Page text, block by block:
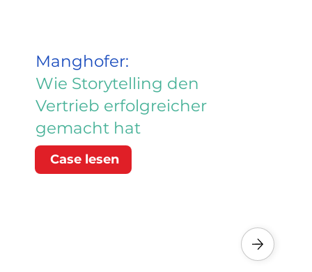
Manghofer:
Wie Storytelling den
Vertrieb erfolgreicher
gemacht hat
Case lesen